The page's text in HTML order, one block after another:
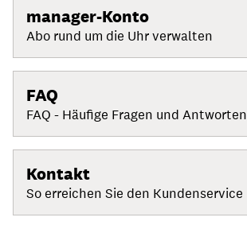
manager-Konto
Abo rund um die Uhr verwalten
FAQ
FAQ - Häufige Fragen und Antworten
Kontakt
So erreichen Sie den Kundenservice